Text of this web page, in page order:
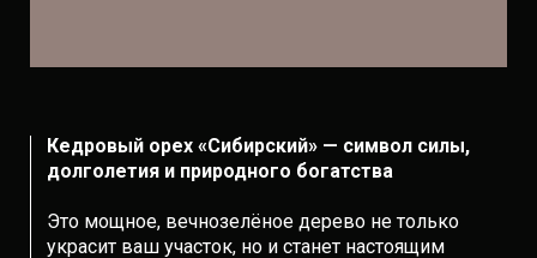
Кедровый орех «Сибирский» — символ силы,
долголетия и природного богатства
Это мощное, вечнозелёное дерево не только
украсит ваш участок, но и станет настоящим